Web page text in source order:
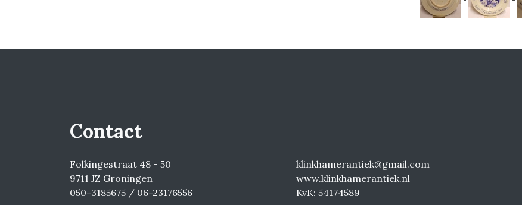
Contact
Folkingestraat 48 - 50
9711 JZ Groningen
050-3185675 / 06-23176556
klinkhamerantiek@gmail.com
www.klinkhamerantiek.nl
KvK: 54174589